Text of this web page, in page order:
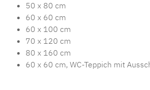
50 x 80 cm
60 x 60 cm
60 x 100 cm
70 x 120 cm
80 x 160 cm
60 x 60 cm, WC-Teppich mit